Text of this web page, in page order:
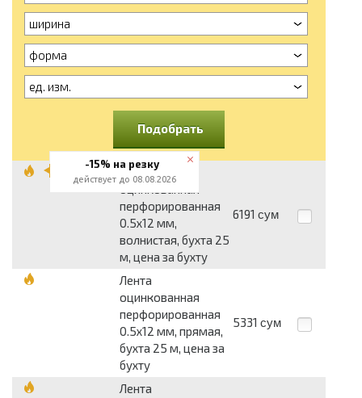
ширина
форма
ед. изм.
Подобрать
Лента
оцинкованная
перфорированная
0.5x12 мм,
волнистая, бухта 25
м, цена за бухту
6191 сум
Лента
оцинкованная
перфорированная
0.5x12 мм, прямая,
бухта 25 м, цена за
бухту
5331 сум
Лента
-15% на резку
действует до 08.08.2026